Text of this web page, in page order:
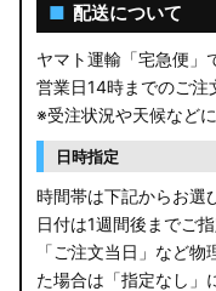
■ 配送について
ヤマト運輸「宅急便」
営業日14時までのご注
※受注状況や天候など
日時指定
時間帯は下記からお選
日付は1週間後までご
「ご注文当日」など
た場合は「指定なし」